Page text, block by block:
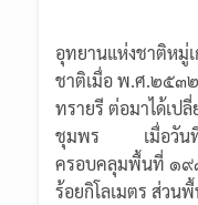
อุทยานแห่งชาติหมู่
ชาติเมื่อ พ.ศ.๒๕๓
ทรายรี ต่อมาได้เป
ชุมพร เมื่อวันที่
ครอบคลุมพื้นที่ ๑๙
ร้อยกิโลเมตร ส่วน